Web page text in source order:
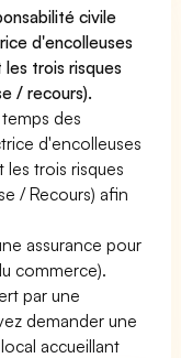
civile
d'encolleuses
trois risques
/ recours).
des
d'encolleuses
les trois risques
/ Recours) afin
assurance pour
commerce).
par une
demander une
accueillant